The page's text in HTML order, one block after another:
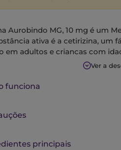
Aurobindo MG, 10 mg é um
ativa é a cetirizina, um
em adultos e crianças com
nasais e oculares de rinite
Ver a
funciona
principais